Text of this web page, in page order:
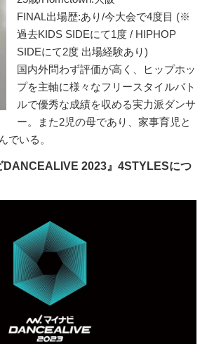
FINAL出場歴:あり/今大会で4度目 (※
過去KIDS SIDEにて1度 / HIPHOP
SIDEにて2度 出場経験あり)
国内外問わず評価が高く、ヒップホッ
プを主軸に様々なフリースタイルバト
ルで優秀な成績を収める実力派ダンサ
ー。また2児の母であり、家事育児と
でいる。
DANCEALIVE 2023』4STYLESにつ